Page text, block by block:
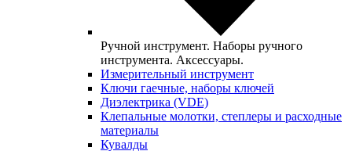
Ручной инструмент. Наборы ручного
инструмента. Аксессуары.
Измерительный инструмент
Ключи гаечные, наборы ключей
Диэлектрика (VDE)
Клепальные молотки, степлеры и расходные
материалы
Кувалды